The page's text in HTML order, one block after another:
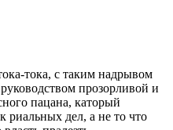
тока, с таким надрывом
прозорливой и
пацана, каторый
риальных дел, а не то что